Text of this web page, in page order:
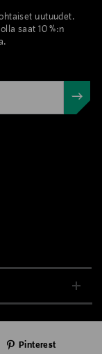
uutuudet.
saat 10 %:n
Pinterest